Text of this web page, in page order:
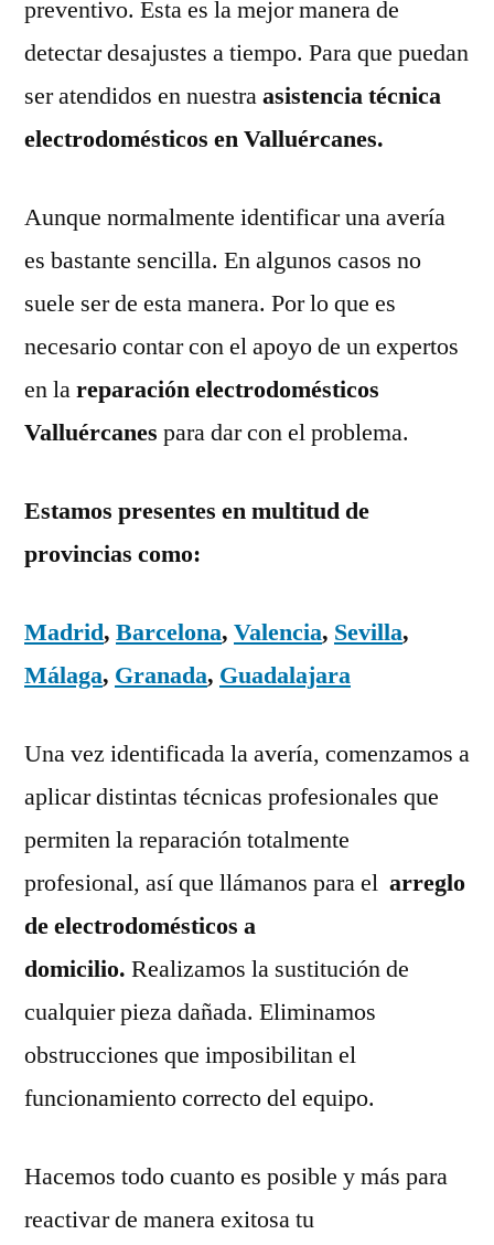
preventivo. Esta es la mejor manera de
detectar desajustes a tiempo. Para que puedan
ser atendidos en nuestraasistencia técnica
electrodomésticos en Valluércanes.
Aunque normalmente identificar una avería
es bastante sencilla. En algunos casos no
suele ser de esta manera. Por lo que es
necesario contar con el apoyo de un expertos
en lareparación electrodomésticos
Valluércanes para dar con el problema.
Estamos presentes en multitud de
provincias como:
Madrid, Barcelona, Valencia, Sevilla,
Málaga, Granada, Guadalajara
Una vez identificada la avería, comenzamos a
aplicar distintas técnicas profesionales que
permiten la reparación totalmente
profesional, así que llámanos para el arreglo
de electrodomésticos a
domicilio. Realizamos la sustitución de
cualquier pieza dañada. Eliminamos
obstrucciones que imposibilitan el
funcionamiento correcto del equipo.
Hacemos todo cuanto es posible y más para
reactivar de manera exitosa tu